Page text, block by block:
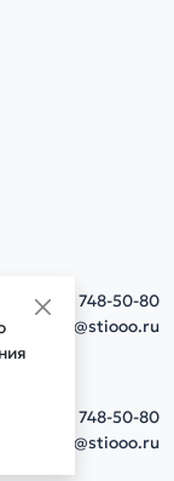
+7(495) 748-50-80
info@stiooo.ru
+7(495) 748-50-80
info@stiooo.ru